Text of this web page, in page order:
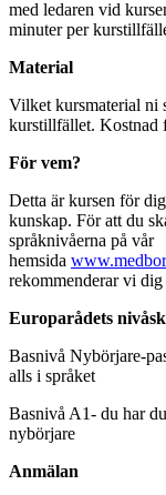
med ledaren vid
minuter per
Material
Vilket kursmaterial ni
kurstillfället. Kostnad
För vem?
Detta är kursen för
kunskap. För att du
språknivåerna på vår
hemsida
rekommenderar vi
Europarådets
Basnivå Nybörjare-
alls i språket
Basnivå A1- du har
nybörjare
Anmälan